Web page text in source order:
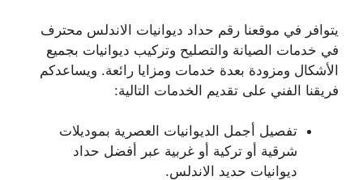
يتوافر في موقعنا رقم حداد ديوانيات الاندلس محترف
في خدمات الصيانة والتصليح وتركيب ديوانيات بجميع
الأشكال ومزودة بعدة خدمات ومزايا رائعة. ويساعدكم
فريقنا الفني على تقديم الخدمات التالية:
تفصيل أجمل الديوانيات العصرية بموديلات
شرقية أو تركية أو غربية عبر أفضل حداد
ديوانيات حديد الاندلس.